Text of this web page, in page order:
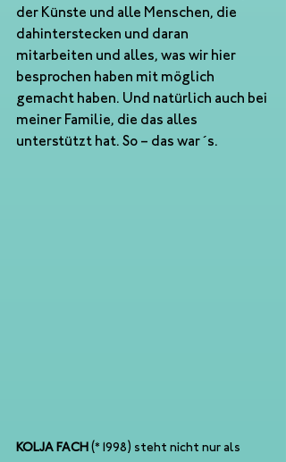
der Künste und alle Menschen, die
dahinterstecken und daran
mitarbeiten und alles, was wir hier
besprochen haben mit möglich
gemacht haben. Und natürlich auch bei
meiner Familie, die das alles
unterstützt hat. So – das war´s.
KOLJA FACH (*1998) steht nicht nur als